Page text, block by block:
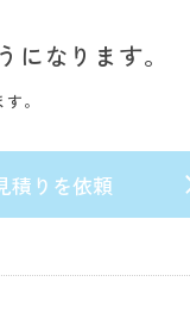
なります。
。
積りを依頼